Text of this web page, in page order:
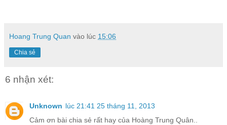
Hoang Trung Quan vào lúc 15:06
Chia sẻ
6 nhận xét:
Unknown lúc 21:41 25 tháng 11, 2013
Cảm ơn bài chia sẻ rất hay của Hoàng Trung Quân..